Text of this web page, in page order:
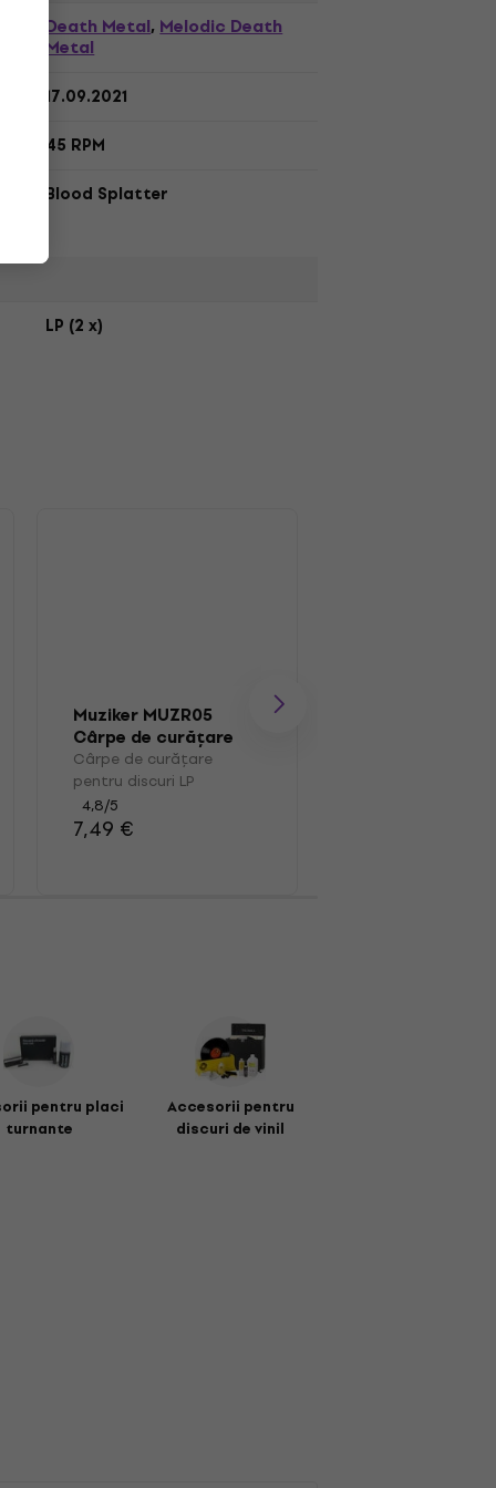
Death Metal,Melodic Death
Metal
17.09.2021
45 RPM
Blood Splatter
LP (2 x)
Muziker MUZR05
Cârpe de curățare
pentru discuri LP
Cârpe de curățare
pentru discuri LP
4,8/5
7,49 €
pentru placi
turnante
Accesorii pentru
discuri de vinil